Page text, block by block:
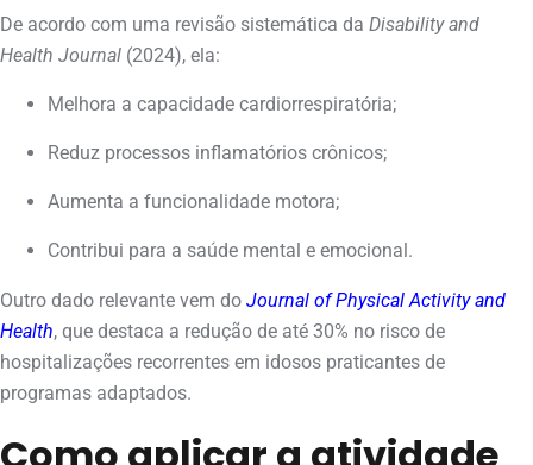
De acordo com uma revisão sistemática da Disability and
Health Journal (2024), ela:
Melhora a capacidade cardiorrespiratória;
Reduz processos inflamatórios crônicos;
Aumenta a funcionalidade motora;
Contribui para a saúde mental e emocional.
Outro dado relevante vem do Journal of Physical Activity and
Health, que destaca a redução de até 30% no risco de
hospitalizações recorrentes em idosos praticantes de
programas adaptados.